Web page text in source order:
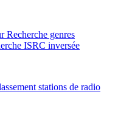
Recherche genres
ISRC inversée
stations de radio